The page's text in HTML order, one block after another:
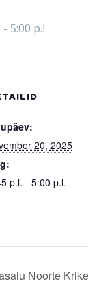
- 5:00 p.l.
20, 2025
p.l. - 5:00 p.l.
Noorte